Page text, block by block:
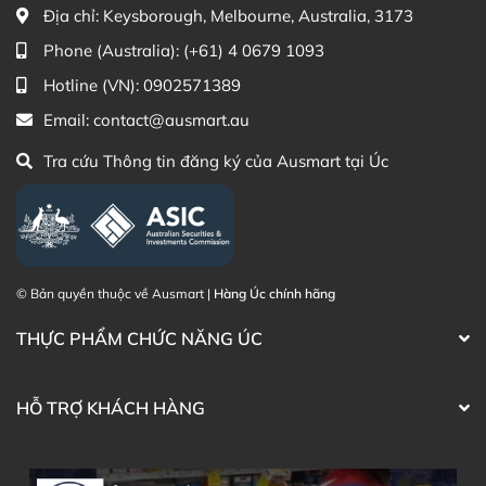
(Australia)
Thạc sĩ Điều dưỡng & Cố vấn sản
phẩm Lily Huỳnh
Địa chỉ: Keysborough, Melbourne, Australia, 3173
Phone (Australia): (+61) 4 0679 1093
Hotline (VN): 0902571389
Email: contact@ausmart.au
Tra cứu Thông tin đăng ký của Ausmart tại Úc
© Bản quyền thuộc về Ausmart | Hàng Úc chính hãng
THỰC PHẨM CHỨC NĂNG ÚC
HỖ TRỢ KHÁCH HÀNG